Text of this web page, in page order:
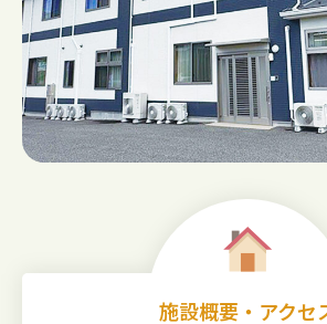
施設概要・アクセ